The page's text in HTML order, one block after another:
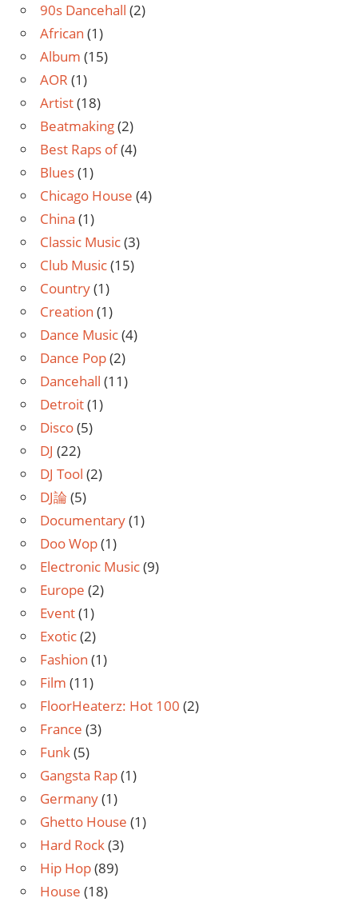
90s Dancehall (2)
African (1)
Album (15)
AOR (1)
Artist(18)
Beatmaking(2)
Best Raps of(4)
Blues(1)
Chicago House (4)
China (1)
Classic Music(3)
Club Music(15)
Country(1)
Creation (1)
Dance Music(4)
Dance Pop(2)
Dancehall (11)
Detroit(1)
Disco(5)
DJ (22)
DJ Tool (2)
DJ論 (5)
Documentary(1)
Doo Wop(1)
Electronic Music(9)
Europe (2)
Event(1)
Exotic(2)
Fashion (1)
Film (11)
FloorHeaterz: Hot 100 (2)
France (3)
Funk(5)
Gangsta Rap(1)
Germany(1)
Ghetto House (1)
Hard Rock(3)
Hip Hop(89)
House (18)